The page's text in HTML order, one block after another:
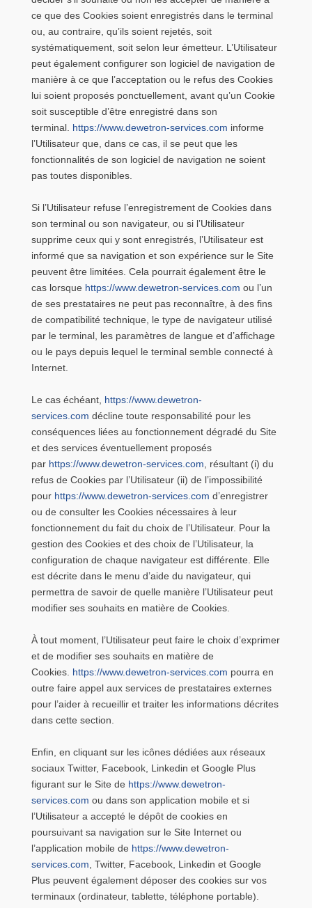
ce que des Cookies soient enregistrés dans le terminal
ou, au contraire, qu’ils soient rejetés, soit
systématiquement, soit selon leur émetteur. L’Utilisateur
peut également configurer son logiciel de navigation de
manière à ce que l’acceptation ou le refus des Cookies
lui soient proposés ponctuellement, avant qu’un Cookie
soit susceptible d’être enregistré dans son
terminal. https://www.dewetron-services.com informe
l’Utilisateur que, dans ce cas, il se peut que les
fonctionnalités de son logiciel de navigation ne soient
pas toutes disponibles.
Si l’Utilisateur refuse l’enregistrement de Cookies dans
son terminal ou son navigateur, ou si l’Utilisateur
supprime ceux qui y sont enregistrés, l’Utilisateur est
informé que sa navigation et son expérience sur le Site
peuvent être limitées. Cela pourrait également être le
cas lorsque https://www.dewetron-services.com ou l’un
de ses prestataires ne peut pas reconnaître, à des fins
de compatibilité technique, le type de navigateur utilisé
par le terminal, les paramètres de langue et d’affichage
ou le pays depuis lequel le terminal semble connecté à
Internet.
Le cas échéant, https://www.dewetron-
services.com décline toute responsabilité pour les
conséquences liées au fonctionnement dégradé du Site
et des services éventuellement proposés
par https://www.dewetron-services.com , résultant (i) du
refus de Cookies par l’Utilisateur (ii) de l’impossibilité
pour https://www.dewetron-services.com d’enregistrer
ou de consulter les Cookies nécessaires à leur
fonctionnement du fait du choix de l’Utilisateur. Pour la
gestion des Cookies et des choix de l’Utilisateur, la
configuration de chaque navigateur est différente. Elle
est décrite dans le menu d’aide du navigateur, qui
permettra de savoir de quelle manière l’Utilisateur peut
modifier ses souhaits en matière de Cookies.
À tout moment, l’Utilisateur peut faire le choix d’exprimer
et de modifier ses souhaits en matière de
Cookies. https://www.dewetron-services.com pourra en
outre faire appel aux services de prestataires externes
pour l’aider à recueillir et traiter les informations décrites
dans cette section.
Enfin, en cliquant sur les icônes dédiées aux réseaux
sociaux Twitter, Facebook, Linkedin et Google Plus
figurant sur le Site de https://www.dewetron-
services.com ou dans son application mobile et si
l’Utilisateur a accepté le dépôt de cookies en
poursuivant sa navigation sur le Site Internet ou
l’application mobile de https://www.dewetron-
services.com , Twitter, Facebook, Linkedin et Google
Plus peuvent également déposer des cookies sur vos
terminaux (ordinateur, tablette, téléphone portable).